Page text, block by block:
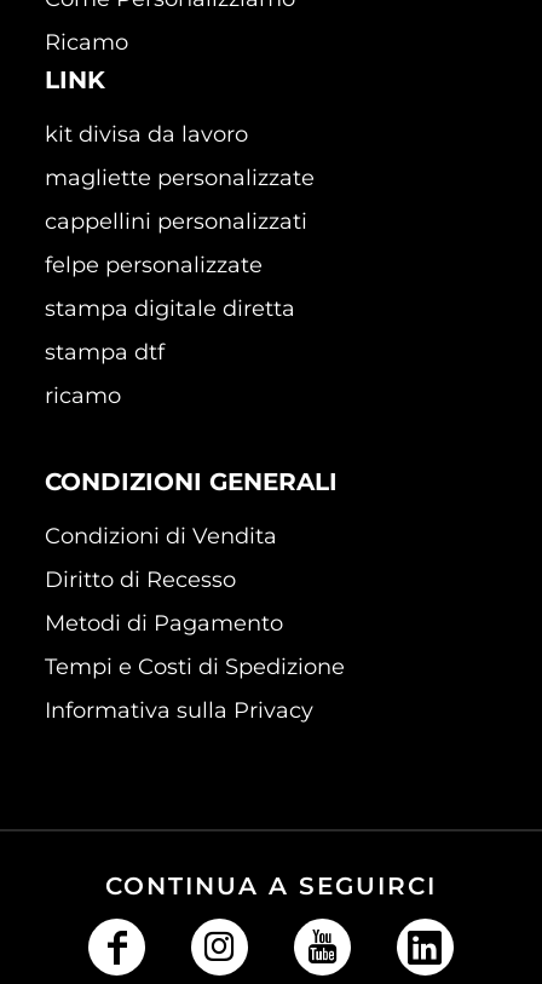
Ricamo
LINK
kit divisa da lavoro
magliette personalizzate
cappellini personalizzati
felpe personalizzate
stampa digitale diretta
stampa dtf
ricamo
CONDIZIONI GENERALI
Condizioni di Vendita
Diritto di Recesso
Metodi di Pagamento
Tempi e Costi di Spedizione
Informativa sulla Privacy
CONTINUA A SEGUIRCI